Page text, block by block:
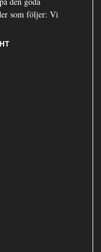
som följer: Vi